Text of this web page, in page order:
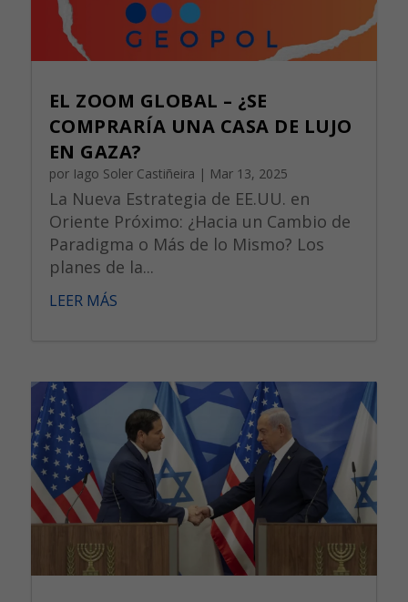
EL ZOOM GLOBAL – ¿SE
COMPRARÍA UNA CASA DE LUJO
EN GAZA?
por Iago Soler Castiñeira | Mar 13, 2025
La Nueva Estrategia de EE.UU. en
Oriente Próximo: ¿Hacia un Cambio de
Paradigma o Más de lo Mismo? Los
planes de la...
LEER MÁS